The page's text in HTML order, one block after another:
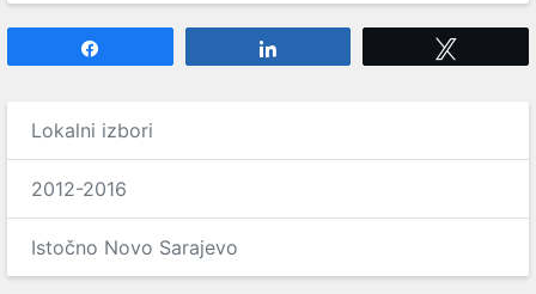
Lokalni izbori
2012-2016
Istočno Novo Sarajevo